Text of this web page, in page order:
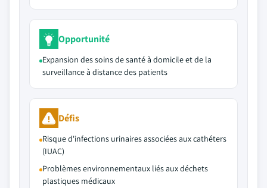
Opportunité
Expansion des soins de santé à domicile et de la
surveillance à distance des patients
Défis
Risque d'infections urinaires associées aux cathéters
(IUAC)
Problèmes environnementaux liés aux déchets
plastiques médicaux